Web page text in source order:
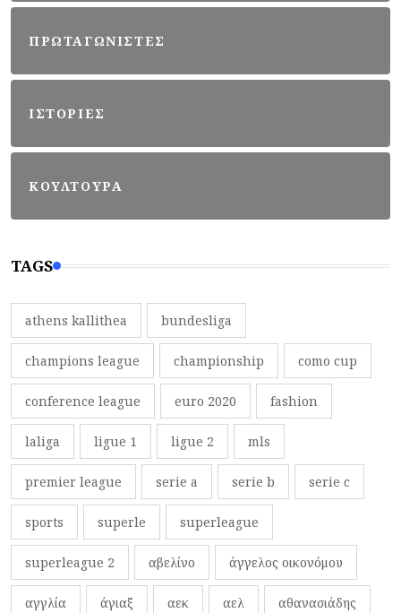
ΠΡΩΤΑΓΩΝΙΣΤΕΣ
ΙΣΤΟΡΙΕΣ
ΚΟΥΛΤΟΥΡΑ
TAGS
athens kallithea bundesliga
champions league championship como cup
conference league euro 2020 fashion
laliga ligue 1 ligue 2 mls
premier league serie a serie b serie c
sports superle superleague
superleague 2 αβελίνο άγγελος οικονόμου
αγγλία άγιαξ αεκ αελ αθανασιάδης